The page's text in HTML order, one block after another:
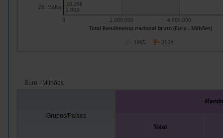
Total Rendimento nacional bruto (Euro - Milhões)
0 2.000.000 4.000.000
26. Malta 20.258
2.903
2024
1995
Euro - Milhões
Grupos/Países
Total